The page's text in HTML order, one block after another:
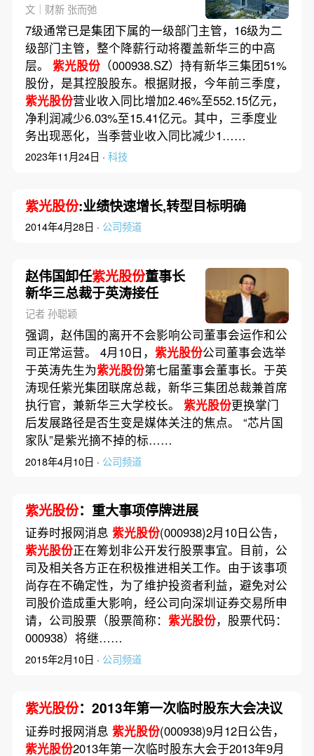
文｜财新 张而弛
7级通常已是集团下属的一级部门主管，16级为二
级部门主管，整个降薪行动将覆盖新华三的中高
层。 紫光股份（000938.SZ）持有新华三集团51%
股份，是其控股股东。根据财报，今年前三季度，
紫光股份营业收入同比增加2.46%至552.15亿元，
净利润减少6.03%至15.41亿元。其中，三季度业
务出现恶化，当季营业收入同比减少1……
2023年11月24日 · 科技
紫光股份:业绩快速增长,转型目标明确
2014年4月28日 · 公司频道
赵伟国卸任紫光股份董事长
新华三总裁于英涛接任
记者 孙聪颖
强调，赵伟国的离开不会影响公司董事会运作和公
司正常运营。 4月10日， 紫光股份公司董事会选举
于英涛先生为紫光股份第七届董事会董事长。于英
涛现任紫光集团联席总裁，新华三集团总裁兼首席
执行官，兼新华三大学校长。 紫光股份更换掌门
后发展路径是否生变是媒体关注的焦点。 “芯片国
家队”是紫光摘不掉的标……
2018年4月10日 · 公司频道
紫光股份：重大事项停牌进展
证券时报网消息 紫光股份(000938)2月10日公告，
紫光股份正在筹划非公开发行股票事宜。目前，公
司及相关各方正在积极推进相关工作。由于该事项
尚存在不确定性，为了维护投资者利益，避免对公
司股价造成重大影响，经公司向深圳证券交易所申
请，公司股票（股票简称： 紫光股份，股票代码：
000938）将继……
2015年2月10日 · 公司频道
紫光股份：2013年第一次临时股东大会决议
证券时报网消息 紫光股份(000938)9月12日公告，
紫光股份2013年第一次临时股东大会于2013年9月